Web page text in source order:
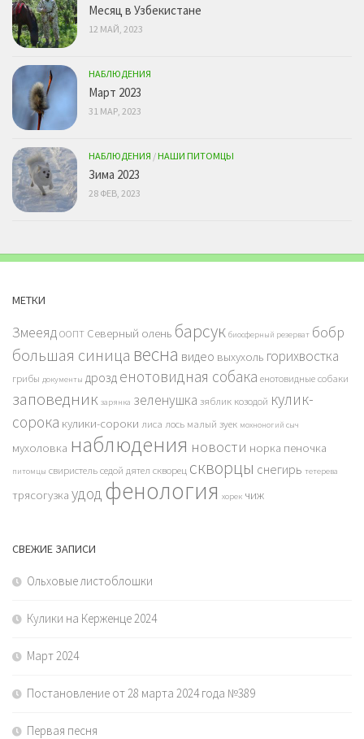
Месяц в Узбекистане
12 МАЙ, 2023
НАБЛЮДЕНИЯ
Март 2023
31 МАР, 2023
НАБЛЮДЕНИЯ /НАШИ ПИТОМЦЫ
Зима 2023
28 ФЕВ, 2023
МЕТКИ
ЗмееядООПТ Северный олень барсук биосферный резерват бобр
большая синица весна видео выхухоль горихвостка
грибы документы дрозд енотовидная собака енотовидные собаки
заповедник зарянка зеленушка зяблик козодой кулик-
сорока кулики-сороки лиса лось малый зуек мохноногий сыч
мухоловка наблюдения новости норка пеночка
питомцы свиристельседой дятел скворец скворцы снегирь тетерева
трясогузка удод фенология хорек чиж
СВЕЖИЕ ЗАПИСИ
Ольховые листоблошки
Кулики на Керженце 2024
Март 2024
Постановление от 28 марта 2024 года №389
Первая песня